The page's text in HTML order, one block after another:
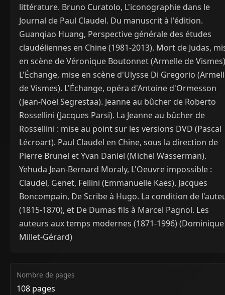
littérature. Bruno Curatolo, L'iconographie dans le
Journal de Paul Claudel. Du manuscrit à l'édition.
Guanqiao Huang, Perspective générale des études
claudéliennes en Chine (1981-2013). Mort de Judas,
en scène de Véronique Boutonnet (Armelle de
L'Échange, mise en scène d'Ulysse Di Gregorio
de Vismes). L'Échange, opéra d'Antoine d'Ormesson
(Jean-Noël Segrestaa). Jeanne au bûcher de Roberto
Rossellini (Jacques Parsi). La Jeanne au bûcher de
Rossellini : mise au point sur les versions DVD (Pascal
Lécroart). Paul Claudel en Chine, sous la direction de
Pierre Brunel et Yvan Daniel (Michel Wasserman).
Yehuda Jean-Bernard Moraly, L'Oeuvre impossible :
Claudel, Genet, Fellini (Emmanuelle Kaës). Jacques
Boncompain, De Scribe à Hugo. La condition de
(1815-1870), et De Dumas fils à Marcel Pagnol. Les
auteurs aux temps modernes (1871-1996) (Dominique
Millet-Gérard)
Nombre de pages
108 pages